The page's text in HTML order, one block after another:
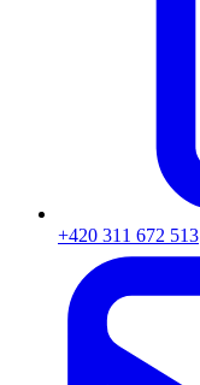
+420 311 672 513